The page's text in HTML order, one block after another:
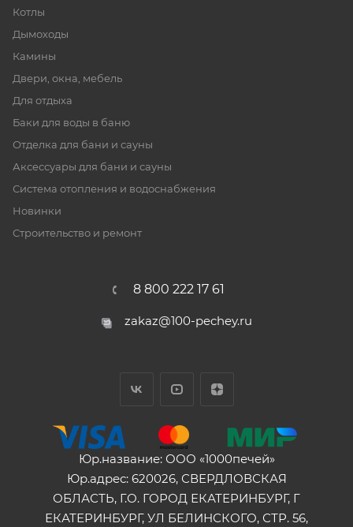
Котлы
Дымоходы
Камины
Двери, окна, мебель
Для отдыха
Баки для воды в баню
Отделка для бани и сауны
Аксессуары для бани и сауны
Система отопления и водоснабжения
Новинки
Строительство и ремонт
8 800 222 17 61
zakaz@100-pechey.ru
Юр.название: ООО «1000печей»
Юр.адрес: 620026, СВЕРДЛОВСКАЯ
ОБЛАСТЬ, Г.О. ГОРОД ЕКАТЕРИНБУРГ, Г
ЕКАТЕРИНБУРГ, УЛ БЕЛИНСКОГО, СТР. 56,